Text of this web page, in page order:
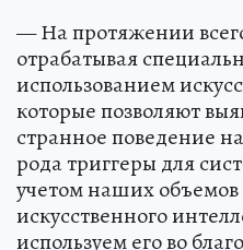
— На протяжении
отрабатывая
использованием
которые позволяют
странное поведение
рода триггеры для
учетом наших
искусственного
используем его во